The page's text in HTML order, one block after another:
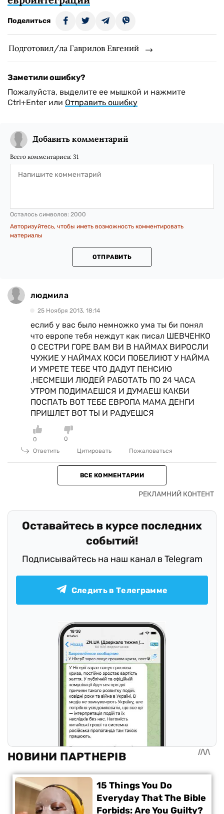
Поделиться
Подготовил/ла Гаврилов Евгений
Заметили ошибку?
Пожалуйста, выделите ее мышкой и нажмите
Ctrl+Enter или Отправить ошибку
Добавить комментарий
Всего комментариев: 31
Осталось символов: 2000
Авторизуйтесь, чтобы иметь возможность комментировать
материалы
ОТПРАВИТЬ
людмила
25 Ноября 2013, 18:14
еслиб у вас было немножко ума ты би понял
что европе тебя неждут как писал ШЕВЧЕНКО
О СЕСТРИ ГОРЕ ВАМ ВИ В НАЙМАХ ВИРОСЛИ
ЧУЖИЕ У НАЙМАХ КОСИ ПОБЕЛИЮТ У НАЙМА
И УМРЕТЕ ТЕБЕ ЧТО ДАДУТ ПЕНСИЮ
,НЕСМЕШИ ЛЮДЕЙ РАБОТАТЬ ПО 24 ЧАСА
УТРОМ ПОДИМАЕШСЯ И ДУМАЕШ КАКБИ
ПОСПАТЬ ВОТ ТЕБЕ ЕВРОПА МАМА ДЕНГИ
ПРИШЛЕТ ВОТ ТЫ И РАДУЕШСЯ
0
0
Ответить
Цитировать Пожаловаться
ВСЕ КОММЕНТАРИИ
Оставайтесь в курсе последних
событий!
Подписывайтесь на наш канал в Telegram
Следить в Телеграмме